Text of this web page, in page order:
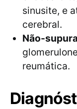
sinusite, e
cerebral.
Não-
reumática.